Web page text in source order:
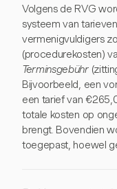
Volgens de RVG
systeem van
vermenigvuldigers
(procedurekosten)
Terminsgebühr
Bijvoorbeeld, een
een tarief van
totale kosten op
brengt. Bovendien
toegepast, hoewel